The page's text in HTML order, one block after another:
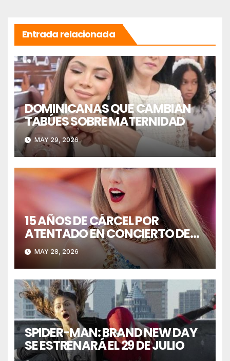
Entrada relacionada
DOMINICANAS QUE CAMBIAN
TABÚES SOBRE MATERNIDAD
MAY 29, 2026
15 AÑOS DE CÁRCEL POR
ATENTADO EN CONCIERTO DE
TAYLOR SWIFT
MAY 28, 2026
SPIDER-MAN: BRAND NEW DAY
SE ESTRENARÁ EL 29 DE JULIO